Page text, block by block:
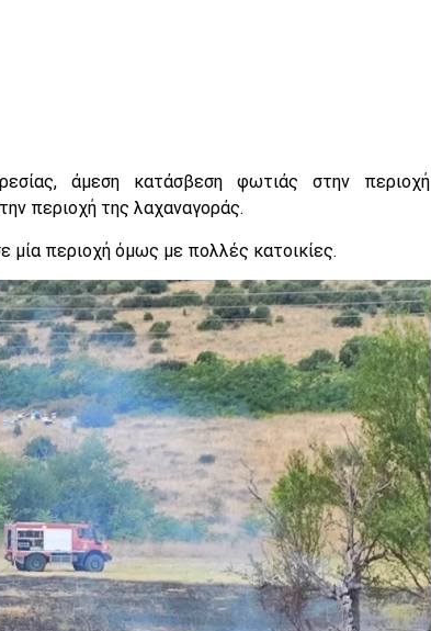
άμεση κατάσβεση φωτιάς στην περιοχή
περιοχή της λαχαναγοράς.
περιοχή όμως με πολλές κατοικίες.